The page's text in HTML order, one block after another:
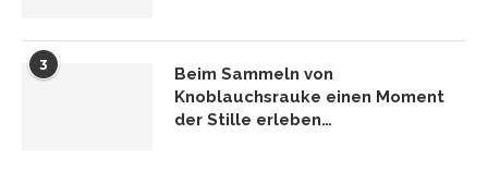
3
Beim Sammeln von
Knoblauchsrauke einen Moment
der Stille erleben…